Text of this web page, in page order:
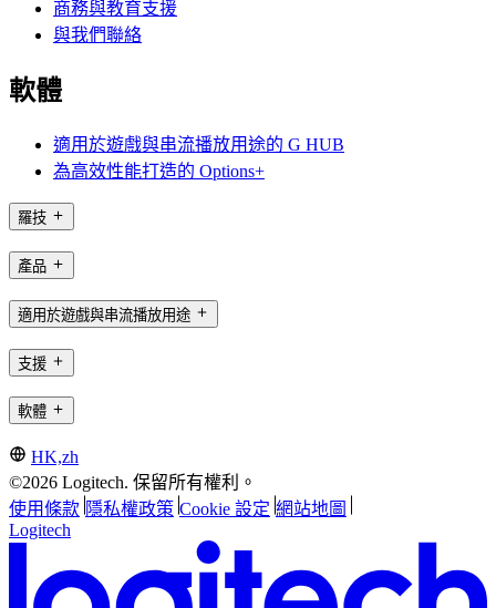
商務與教育支援
與我們聯絡
軟體
適用於遊戲與串流播放用途的 G HUB
為高效性能打造的 Options+
羅技
產品
適用於遊戲與串流播放用途
支援
軟體
HK,zh
©2026 Logitech. 保留所有權利。
使用條款 隱私權政策 Cookie 設定 網站地圖
Logitech